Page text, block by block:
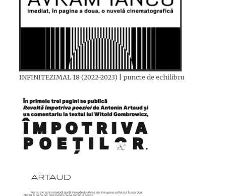
INFINITEZIMAL 18 (2022-2023) | puncte de echilibru